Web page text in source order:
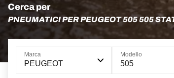
Cerca per
PNEUMATICI PER PEUGEOT 505 505
Marca
PEUGEOT
Modello
505